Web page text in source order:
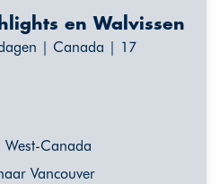
en Walvissen
| Canada | 17
West-Canada
Vancouver